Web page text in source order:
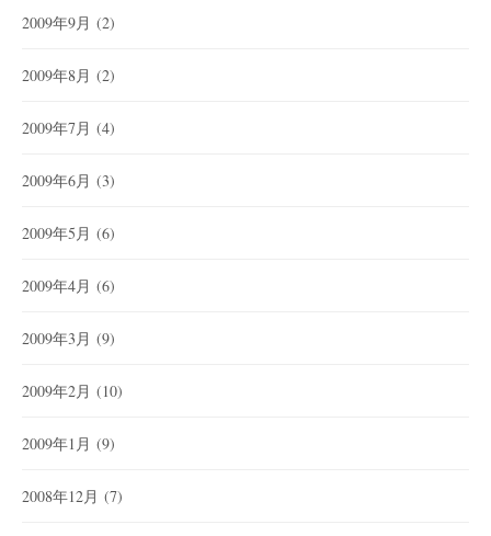
2009年9月 (2)
2009年8月 (2)
2009年7月 (4)
2009年6月 (3)
2009年5月 (6)
2009年4月 (6)
2009年3月 (9)
2009年2月 (10)
2009年1月 (9)
2008年12月 (7)